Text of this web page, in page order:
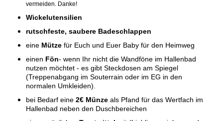
vermeiden. Danke!
Wickelutensilien
rutschfeste, saubere Badeschlappen
eine Mütze für Euch und Euer Baby für den Heimweg
einen Fön-wenn Ihr nicht die Wandföne im Hallenbad
nutzen möchtet - es gibt Steckdosen am Spiegel
(Treppenabgang im Souterrain oder im EG in den
normalen Umkleiden).
bei Bedarf eine 2€ Münze als Pfand für das Wertfach im
Hallenbad neben den Duschbereichen